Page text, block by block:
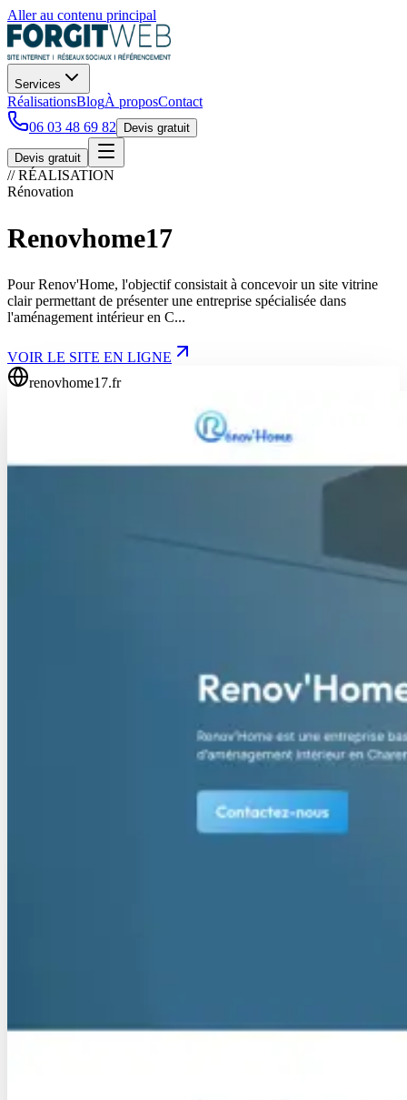
Aller au contenu principal
Services
RéalisationsBlogÀ proposContact
06 03 48 69 82
Devis gratuit
Devis gratuit
// RÉALISATION
Rénovation
Renovhome17
Pour Renov'Home, l'objectif consistait à concevoir un site vitrine
clair permettant de présenter une entreprise spécialisée dans
l'aménagement intérieur en C...
VOIR LE SITE EN LIGNE
renovhome17.fr